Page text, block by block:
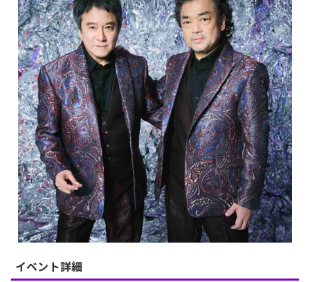
イベント詳細